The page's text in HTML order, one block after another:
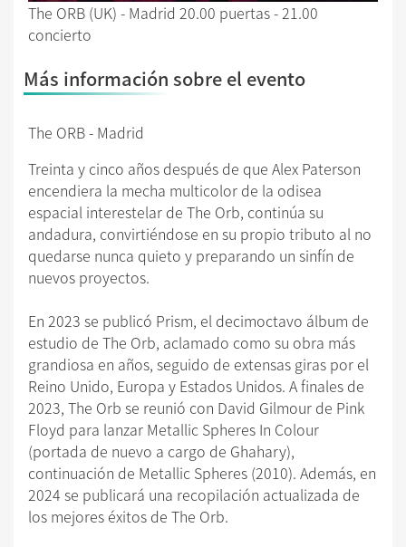
The ORB (UK) - Madrid 20.00 puertas - 21.00
concierto
Más información sobre el evento
The ORB - Madrid
Treinta y cinco años después de que Alex Paterson
encendiera la mecha multicolor de la odisea
espacial interestelar de The Orb, continúa su
andadura, convirtiéndose en su propio tributo al no
quedarse nunca quieto y preparando un sinfín de
nuevos proyectos.
En 2023 se publicó Prism, el decimoctavo álbum de
estudio de The Orb, aclamado como su obra más
grandiosa en años, seguido de extensas giras por el
Reino Unido, Europa y Estados Unidos. A finales de
2023, The Orb se reunió con David Gilmour de Pink
Floyd para lanzar Metallic Spheres In Colour
(portada de nuevo a cargo de Ghahary),
continuación de Metallic Spheres (2010). Además, en
2024 se publicará una recopilación actualizada de
los mejores éxitos de The Orb.